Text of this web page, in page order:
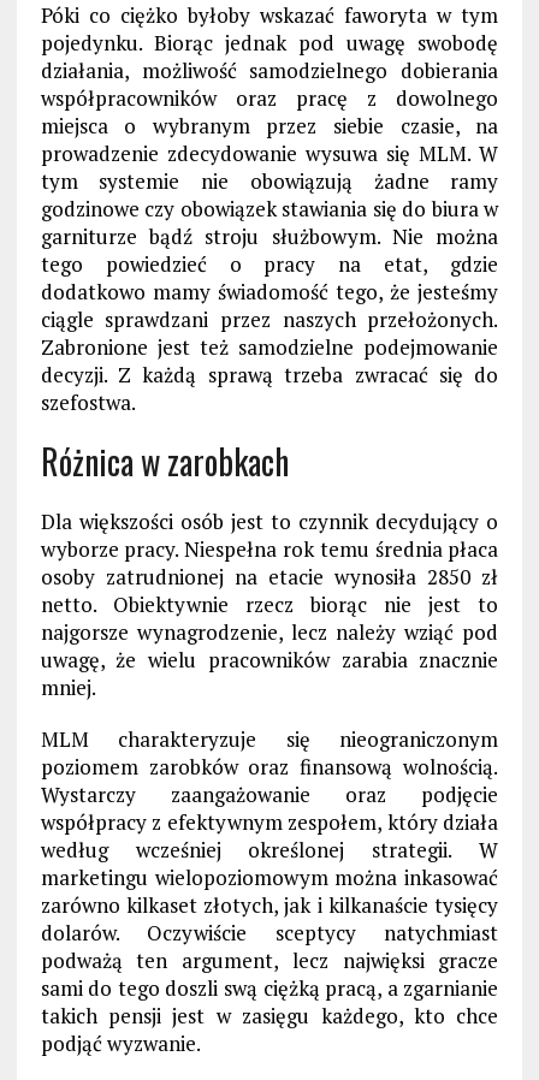
Póki co ciężko byłoby wskazać faworyta w tym
pojedynku. Biorąc jednak pod uwagę swobodę
działania, możliwość samodzielnego dobierania
współpracowników oraz pracę z dowolnego
miejsca o wybranym przez siebie czasie, na
prowadzenie zdecydowanie wysuwa się MLM. W
tym systemie nie obowiązują żadne ramy
godzinowe czy obowiązek stawiania się do biura w
garniturze bądź stroju służbowym. Nie można
tego powiedzieć o pracy na etat, gdzie
dodatkowo mamy świadomość tego, że jesteśmy
ciągle sprawdzani przez naszych przełożonych.
Zabronione jest też samodzielne podejmowanie
decyzji. Z każdą sprawą trzeba zwracać się do
szefostwa.
Różnica w zarobkach
Dla większości osób jest to czynnik decydujący o
wyborze pracy. Niespełna rok temu średnia płaca
osoby zatrudnionej na etacie wynosiła 2850 zł
netto. Obiektywnie rzecz biorąc nie jest to
najgorsze wynagrodzenie, lecz należy wziąć pod
uwagę, że wielu pracowników zarabia znacznie
mniej.
MLM charakteryzuje się nieograniczonym
poziomem zarobków oraz finansową wolnością.
Wystarczy zaangażowanie oraz podjęcie
współpracy z efektywnym zespołem, który działa
według wcześniej określonej strategii. W
marketingu wielopoziomowym można inkasować
zarówno kilkaset złotych, jak i kilkanaście tysięcy
dolarów. Oczywiście sceptycy natychmiast
podważą ten argument, lecz najwięksi gracze
sami do tego doszli swą ciężką pracą, a zgarnianie
takich pensji jest w zasięgu każdego, kto chce
podjąć wyzwanie.